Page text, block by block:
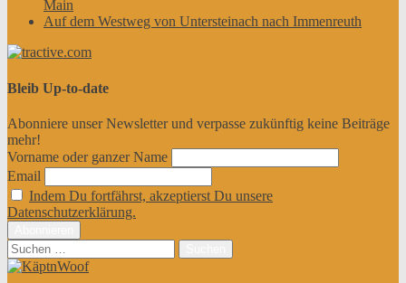
Main
Auf dem Westweg von Untersteinach nach Immenreuth
Bleib Up-to-date
Abonniere unser Newsletter und verpasse zukünftig keine Beiträge
mehr!
Vorname oder ganzer Name
Email
Indem Du fortfährst, akzeptierst Du unsere
Datenschutzerklärung.
Suchen
nach: